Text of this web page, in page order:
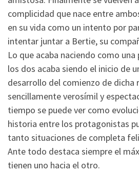
complicidad que nace entre
en su vida como un intento por
intentar juntar a Bertie, su
Lo que acaba naciendo como
los dos acaba siendo el inicio de
desarrollo del comienzo de dicha
sencillamente verosímil y
tiempo se puede ver como
historia entre los protagonistas
tanto situaciones de completa
Ante todo destaca siempre el
tienen uno hacia el otro.